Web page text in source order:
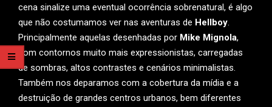
cena sinalize uma eventual ocorrência sobrenatural, é algo
que não costumamos ver nas aventuras de Hellboy.
Principalmente aquelas desenhadas por Mike Mignola,
com contornos muito mais expressionistas, carregadas
de sombras, altos contrastes e cenários minimalistas.
Também nos deparamos com a cobertura da mídia e a
destruição de grandes centros urbanos, bem diferentes